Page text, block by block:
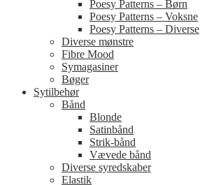
Poesy Patterns – Børn
Poesy Patterns – Voksne
Poesy Patterns – Diverse
Diverse mønstre
Fibre Mood
Symagasiner
Bøger
Sytilbehør
Bånd
Blonde
Satinbånd
Strik-bånd
Vævede bånd
Diverse syredskaber
Elastik